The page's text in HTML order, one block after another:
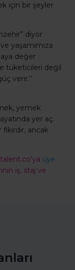
için bir şeyler
diyor
yaşamımıza
değer
tüketicileri değil
verir.‘’
yemek
yer aç.
ancak
üye
iş, staj ve